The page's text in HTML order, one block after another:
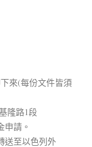
來(每份文件皆須
隆路1段
申請。
送至以色列外